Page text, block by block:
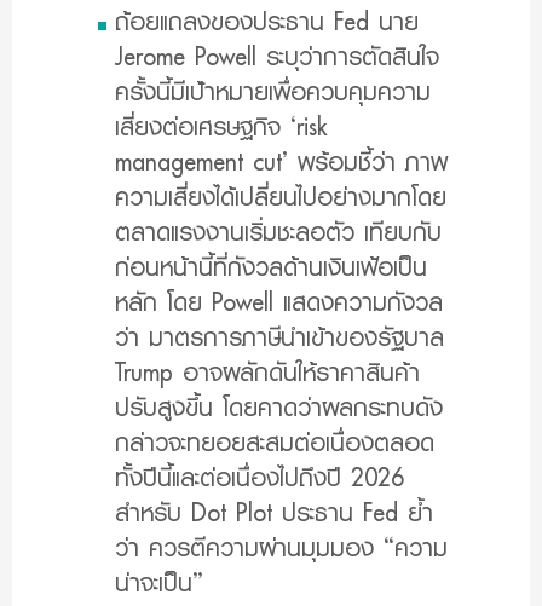
ถ้อยแถลงของประธาน Fed นาย
Jerome Powell ระบุว่าการตัดสินใจ
ครั้งนี้มีเป้าหมายเพื่อควบคุมความ
เสี่ยงต่อเศรษฐกิจ ‘risk
management cut’ พร้อมชี้ว่า ภาพ
ความเสี่ยงได้เปลี่ยนไปอย่างมากโดย
ตลาดแรงงานเริ่มชะลอตัว เทียบกับ
ก่อนหน้านี้ที่กังวลด้านเงินเฟ้อเป็น
หลัก โดย Powell แสดงความกังวล
ว่า มาตรการภาษีนำเข้าของรัฐบาล
Trump อาจผลักดันให้ราคาสินค้า
ปรับสูงขึ้น โดยคาดว่าผลกระทบดัง
กล่าวจะทยอยสะสมต่อเนื่องตลอด
ทั้งปีนี้และต่อเนื่องไปถึงปี 2026
สำหรับ Dot Plot ประธาน Fed ย้ำ
ว่า ควรตีความผ่านมุมมอง “ความ
น่าจะเป็น”